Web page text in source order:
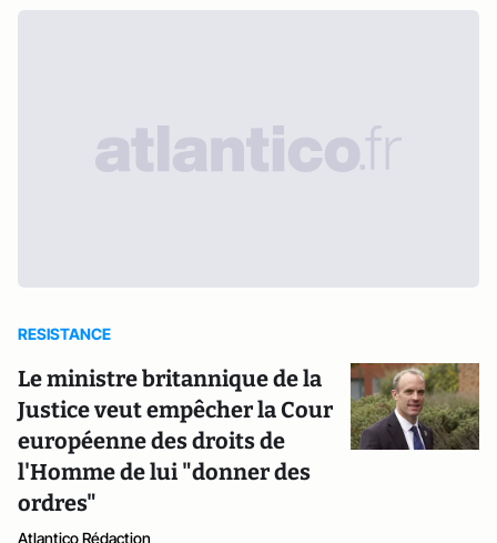
RESISTANCE
Le ministre britannique de la
Justice veut empêcher la Cour
européenne des droits de
l'Homme de lui "donner des
ordres"
Atlantico Rédaction